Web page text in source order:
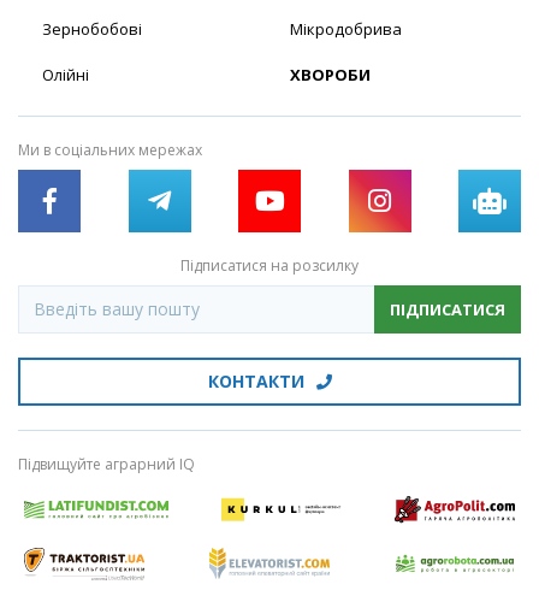
Зернобобові
Олійні
Мікродобрива
ХВОРОБИ
Ми в соціальних мережах
Підписатися на розсилку
ПІДПИСАТИСЯ
КОНТАКТИ
Підвищуйте аграрний IQ